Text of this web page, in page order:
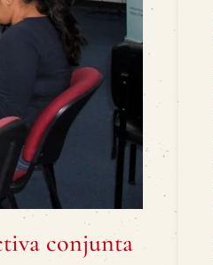
conjunta